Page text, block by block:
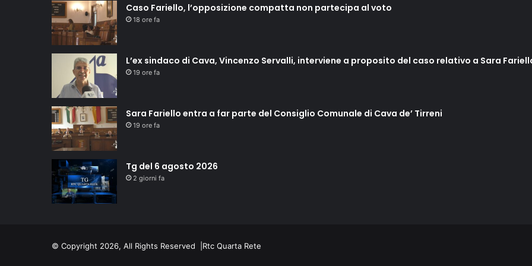
Caso Fariello, l’opposizione compatta non partecipa al voto
18 ore fa
L’ex sindaco di Cava, Vincenzo Servalli, interviene a proposito del caso relativo a Sara
19 ore fa
Sara Fariello entra a far parte del Consiglio Comunale di Cava de’ Tirreni
19 ore fa
Tg del 6 agosto 2026
2 giorni fa
© Copyright 2026, All Rights Reserved | Rtc Quarta Rete